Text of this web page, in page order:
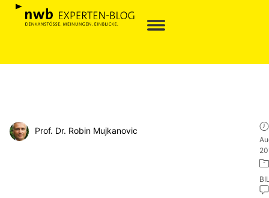
Prof. Dr. Robin Mujkanovic